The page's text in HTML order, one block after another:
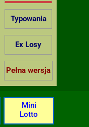
Typowania
Ex Losy
Pełna wersja
Mini
Lotto